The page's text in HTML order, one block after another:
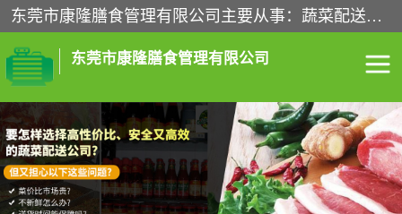
东莞市康隆膳食管理有限公司主要从事：蔬菜配送、食堂承包、企业工厂食堂承包、机关单位食堂承包、调味品配送、粮油配送、干货配送、副食配送、水果配送、海鲜配送等业务，东莞蔬菜配送电话，咨询在线客服。
东莞市康隆膳食管理有限公司
食堂承包 蔬菜配送
粮油配送 鲜肉配送